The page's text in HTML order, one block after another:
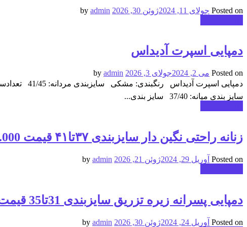
Posted on جولای 11, 2024 ژوئن 30, 2026
admin
دمپایی اسپرت آدیداس
Posted on می 2, 2024 جولای 3, 2026
admin
سایز بندی میانه: 37/40 سایز بندی...
زنانه راحتی نگین دار سایزبندی ۳۷تا۴۱ قیمت 320.000 تومان با کارتن و جعبه
Posted on آوریل 29, 2024 ژوئن 21, 2026
admin
دمپایی پسرانه زیره تزریق سایزبندی 31تا35 قیمت 320,000تومان
Posted on آوریل 24, 2024 ژوئن 30, 2026
admin